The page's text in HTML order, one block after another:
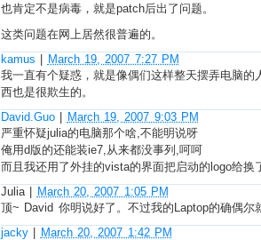
也肯定不是病毒，就是patch后出了问题。
这类问题在网上居然很普遍的。
kamus | March 19, 2007 7:27 PM
我一直有个疑惑，就是像偶们这样整天摆弄电脑
西也是很欺生的。
David.Guo | March 19, 2007 9:03 PM
严重怀疑julia的电脑那个啥,不能明说呀
俺用d版的还能装ie7,从来都没事列,呵呵
而且我还用了外挂的vista的界面把启动的logo给换
Julia | March 20, 2007 1:05 PM
顶~ David 你明说好了。不过我的Laptop的确偶尔
jacky | March 20, 2007 1:42 PM